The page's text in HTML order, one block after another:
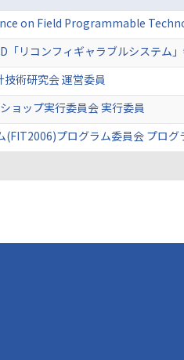
on Field Programmable
「リコンフィギャラブルシステム
術研究会 運営委員
ョップ実行委員会 実行委員
プログラム委員会 プログ